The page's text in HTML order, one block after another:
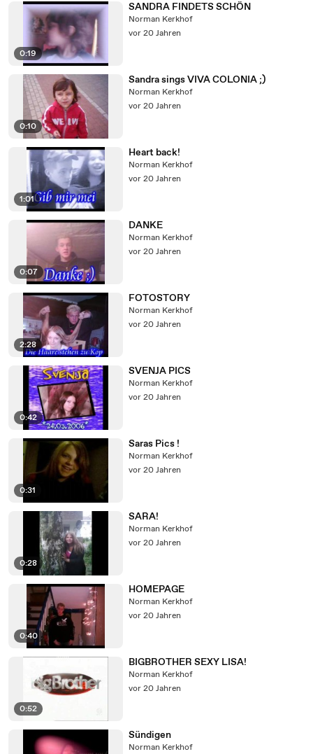
0:19
SANDRA FINDETS SCHÖN
Norman Kerkhof
vor 20 Jahren
0:10
Sandra sings VIVA COLONIA ;)
Norman Kerkhof
vor 20 Jahren
1:01
Heart back!
Norman Kerkhof
vor 20 Jahren
0:07
DANKE
Norman Kerkhof
vor 20 Jahren
2:28
FOTOSTORY
Norman Kerkhof
vor 20 Jahren
0:42
SVENJA PICS
Norman Kerkhof
vor 20 Jahren
0:31
Saras Pics !
Norman Kerkhof
vor 20 Jahren
0:28
SARA!
Norman Kerkhof
vor 20 Jahren
0:40
HOMEPAGE
Norman Kerkhof
vor 20 Jahren
0:52
BIGBROTHER SEXY LISA!
Norman Kerkhof
vor 20 Jahren
Sündigen
Norman Kerkhof